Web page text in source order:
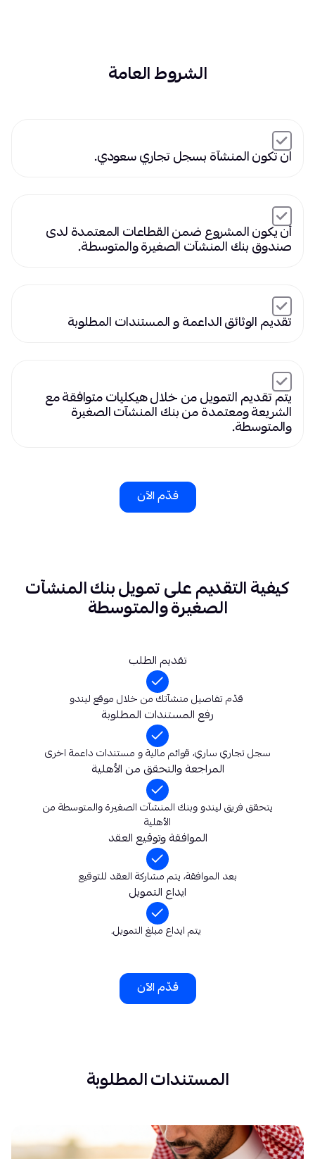
الشروط العامة
ان تكون المنشآة بسجل تجاري سعودي.
أن يكون المشروع ضمن القطاعات المعتمدة لدى
صندوق بنك المنشآت الصغيرة والمتوسطة.
تقديم الوثائق الداعمة و المستندات المطلوبة
يتم تقديم التمويل من خلال هيكليات متوافقة مع
الشريعة ومعتمدة من بنك المنشآت الصغيرة
والمتوسطة.
قدّم الآن
كيفية التقديم على تمويل بنك المنشآت
الصغيرة والمتوسطة
تقديم الطلب
قدّم تفاصيل منشآتك من خلال موقع ليندو
رفع المستندات المطلوبة
سجل تجاري ساري، قوائم مالية و مستندات داعمة اخرى
المراجعة والتحقق من الأهلية
يتحقق فريق ليندو وبنك المنشآت الصغيرة والمتوسطة من
الأهلية
الموافقة وتوقيع العقد
بعد الموافقة، يتم مشاركة العقد للتوقيع
ايداع التمويل
يتم ايداع مبلغ التمويل.
قدّم الآن
المستندات المطلوبة